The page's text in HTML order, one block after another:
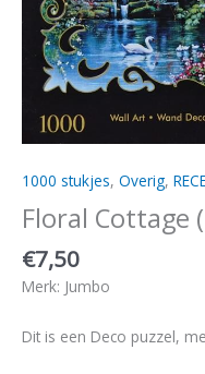
1000 stukjes, Overig,
Floral Cottage
€7,50
Merk: Jumbo
Dit is een Deco puzzel,